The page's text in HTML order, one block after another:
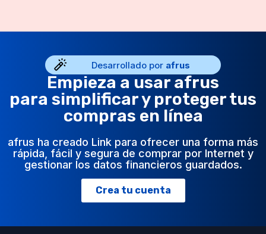
Desarrollado por afrus
Empieza a usar afrus
para simplificar y proteger tus
compras en línea
afrus ha creado Link para ofrecer una forma más
rápida, fácil y segura de comprar por Internet y
gestionar los datos financieros guardados.
Crea tu cuenta